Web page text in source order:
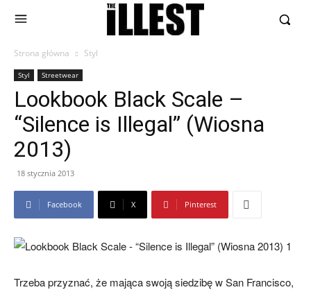
Strona główna Styl
Styl Streetwear
Lookbook Black Scale –
“Silence is Illegal” (Wiosna
2013)
18 stycznia 2013
Facebook X Pinterest
Trzeba przyznać, że mająca swoją siedzibę w San Francisco,